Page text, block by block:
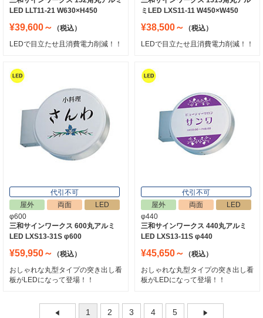
LED LLT11-21 W630×H450
¥39,600～
（税込）
LEDで目立たせ且消費電力削減！！
ミLED LXS11-11 W450×W450
¥38,500～
（税込）
LEDで目立たせ且消費電力削減！！
代引不可
屋外
両面
LED
φ600
三和サインワークス 600丸アルミ
LED LXS13-31S φ600
¥59,950～
（税込）
おしゃれな丸型タイプの突き出し看
板がLEDになって登場！！
代引不可
屋外
両面
LED
φ440
三和サインワークス 440丸アルミ
LED LXS13-11S φ440
¥45,650～
（税込）
おしゃれな丸型タイプの突き出し看
板がLEDになって登場！！
1 2 3 4 5